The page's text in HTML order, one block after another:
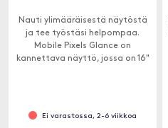
Nauti ylimääräisestä näytöstä
ja tee työstäsi helpompaa.
Mobile Pixels Glance on
kannettava näyttö, jossa on 16"
Ei varastossa, 2-6 viikkoa